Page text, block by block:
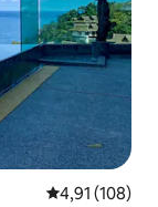
Évaluation
4,91 (108)